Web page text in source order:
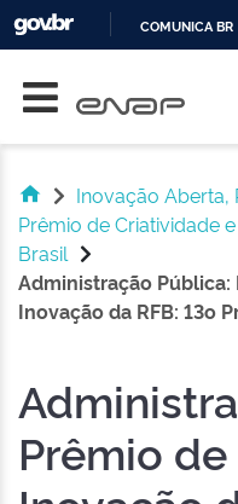
COMUNICA BR
Inovação Aberta,
Prêmio de Criatividade
Brasil
Administração
Inovação da RFB: 13o
Prêmio